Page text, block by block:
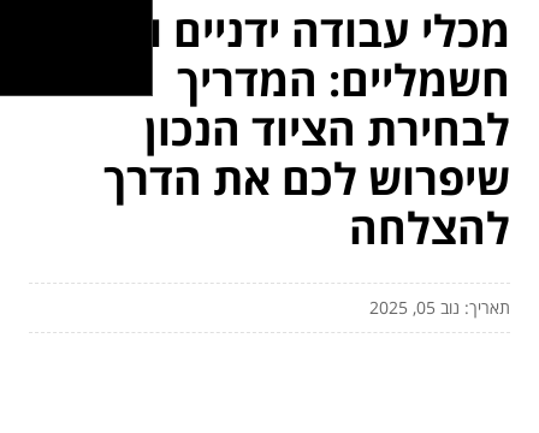
מכלי עבודה ידניים ועד
חשמליים: המדריך
לבחירת הציוד הנכון
שיפרוש לכם את הדרך
להצלחה
תאריך: נוב 05, 2025